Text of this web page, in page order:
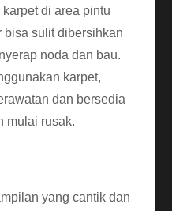
di area pintu
bisa sulit dibersihkan
noda dan bau.
karpet,
dan bersedia
mulai rusak.
yang cantik dan